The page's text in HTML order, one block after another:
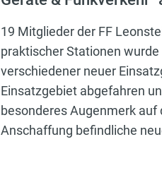
19 Mitglieder der FF
praktischer Stationen
verschiedener neuer
Einsatzgebiet abgefahren
besonderes Augenmerk
Anschaffung befindliche